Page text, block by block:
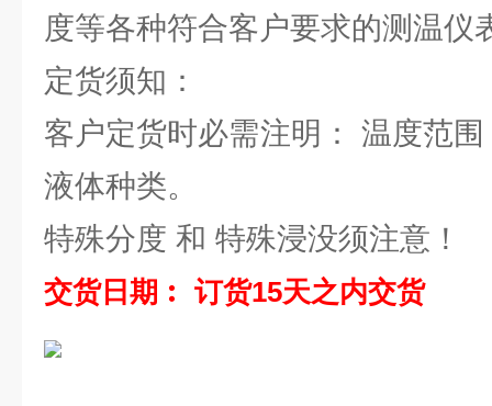
度等各种符合客户要求的测温仪
定货须知：
客户定货时必需注明： 温度范
液体种类。
特殊分度 和 特殊浸没须注意！
交货日期︰ 订货15天之内交货